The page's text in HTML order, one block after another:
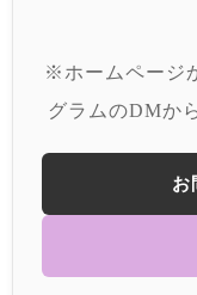
※ホームページ
グラムのDMか
お